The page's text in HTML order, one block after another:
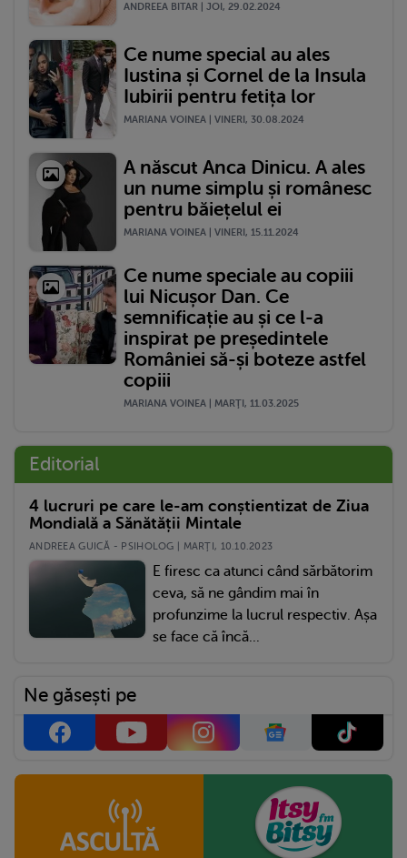
ANDREEA BITAR | JOI, 29.02.2024
Ce nume special au ales
Iustina și Cornel de la Insula
Iubirii pentru fetița lor
MARIANA VOINEA | VINERI, 30.08.2024
A născut Anca Dinicu. A ales
un nume simplu și românesc
pentru băiețelul ei
MARIANA VOINEA | VINERI, 15.11.2024
Ce nume speciale au copiii
lui Nicușor Dan. Ce
semnificație au și ce l-a
inspirat pe președintele
României să-și boteze astfel
copiii
MARIANA VOINEA | MARŢI, 11.03.2025
Editorial
4 lucruri pe care le-am conștientizat de Ziua
Mondială a Sănătății Mintale
ANDREEA GUICĂ - PSIHOLOG | MARŢI, 10.10.2023
E firesc ca atunci când sărbătorim
ceva, să ne gândim mai în
profunzime la lucrul respectiv. Așa
se face că încă...
Ne găsești pe